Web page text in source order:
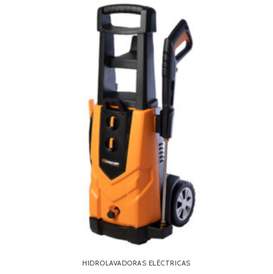
HIDROLAVADORAS ELÉCTRICAS